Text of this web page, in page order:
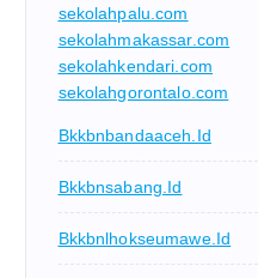
sekolahpalu.com
sekolahmakassar.com
sekolahkendari.com
sekolahgorontalo.com
Bkkbnbandaaceh.id
Bkkbnsabang.id
Bkkbnlhokseumawe.id